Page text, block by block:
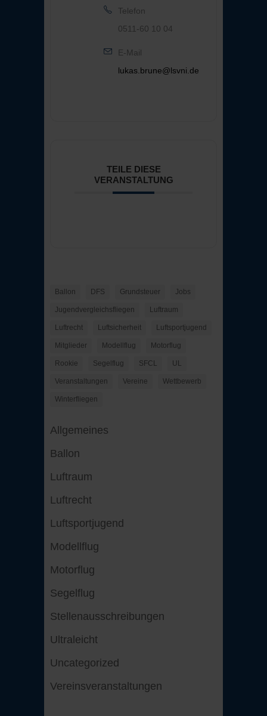
Telefon
0511-60 10 04
E-Mail
lukas.brune@lsvni.de
TEILE DIESE
VERANSTALTUNG
Ballon DFS Grundsteuer Jobs
Jugendvergleichsfliegen Luftraum
Luftrecht Luftsicherheit Luftsportjugend
Mitglieder Modellflug Motorflug
Rookie Segelflug SFCL UL
Veranstaltungen Vereine Wettbewerb
Winterfliegen
Allgemeines
Ballon
Luftraum
Luftrecht
Luftsportjugend
Modellflug
Motorflug
Segelflug
Stellenausschreibungen
Ultraleicht
Uncategorized
Vereinsveranstaltungen